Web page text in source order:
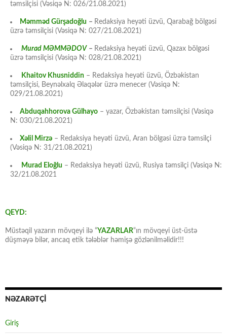
təmsilçisi (Vəsiqə N: 026/21.08.2021)
Məmməd Gürşadoğlu – Redaksiya heyəti üzvü, Qarabağ bölgəsi
üzrə təmsilçisi (Vəsiqə N: 027/21.08.2021)
Murad MƏMMƏDOV – Redaksiya heyəti üzvü, Qazax bölgəsi
üzrə təmsilçisi (Vəsiqə N: 028/21.08.2021)
Khaitov Khusniddin – Redaksiya heyəti üzvü, Özbəkistan
təmsilçisi, Beynəlxalq Əlaqələr üzrə menecer (Vəsiqə N:
029/21.08.2021)
Abduqahhorova Gülhayo – yazar, Özbəkistan təmsilçisi (Vəsiqə
N: 030/21.08.2021)
Xəlil Mirzə – Redaksiya heyəti üzvü, Aran bölgəsi üzrə təmsilçi
(Vəsiqə N: 31/21.08.2021)
Murad Eloğlu – Redaksiya heyəti üzvü, Rusiya təmsilçi (Vəsiqə N:
32/21.08.2021
QEYD:
Müstəqil yazarın mövqeyi ilə “YAZARLAR“ın mövqeyi üst-üstə
düşməyə bilər, ancaq etik tələblər həmişə gözlənilməlidir!!!
NƏZARƏTÇİ
Giriş